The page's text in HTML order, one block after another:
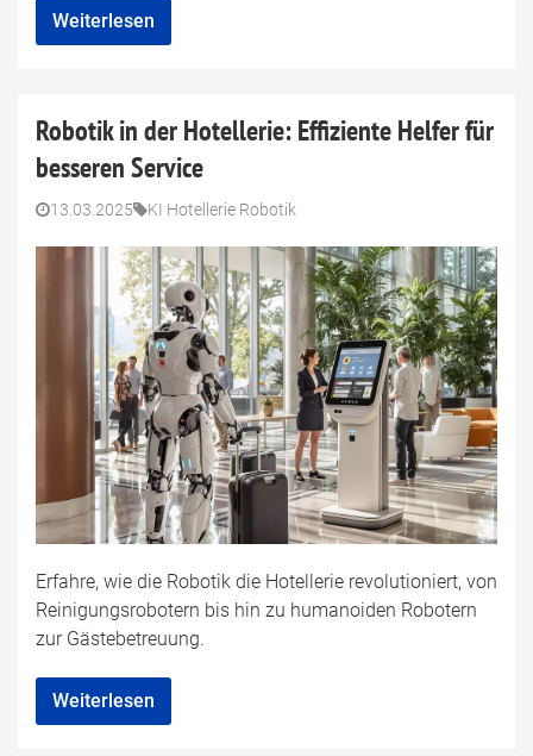
Weiterlesen
Robotik in der Hotellerie: Effiziente Helfer für
besseren Service
13.03.2025 KI Hotellerie Robotik
Erfahre, wie die Robotik die Hotellerie revolutioniert, von
Reinigungsrobotern bis hin zu humanoiden Robotern
zur Gästebetreuung.
Weiterlesen